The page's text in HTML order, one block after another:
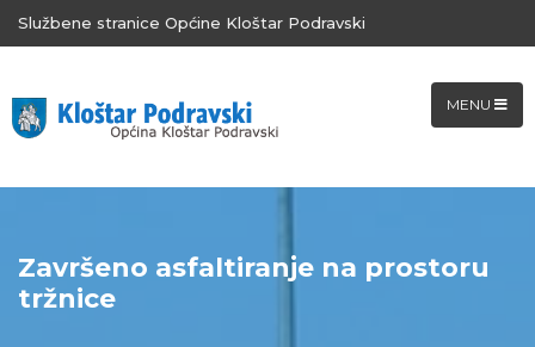
Službene stranice Općine Kloštar Podravski
MENU
Završeno asfaltiranje na prostoru
tržnice